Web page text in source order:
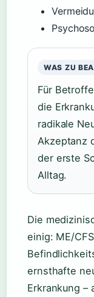
WAS ZU
Für
die
radikale
Akzeptanz
der erste
Alltag.
Die
einig: ME/
ernsthafte
Erkrankung –